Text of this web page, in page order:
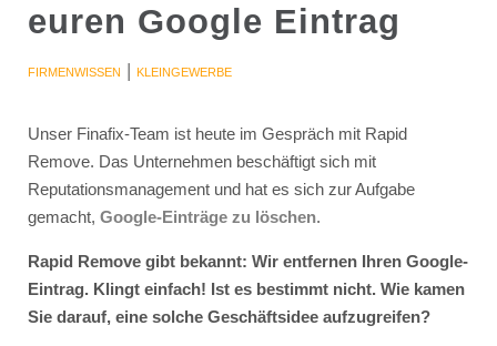
euren Google Eintrag
FIRMENWISSEN | KLEINGEWERBE
Unser Finafix-Team ist heute im Gespräch mit Rapid
Remove. Das Unternehmen beschäftigt sich mit
Reputationsmanagement und hat es sich zur Aufgabe
gemacht, Google-Einträge zu löschen.
Rapid Remove gibt bekannt: Wir entfernen Ihren Google-
Eintrag. Klingt einfach! Ist es bestimmt nicht. Wie kamen
Sie darauf, eine solche Geschäftsidee aufzugreifen?